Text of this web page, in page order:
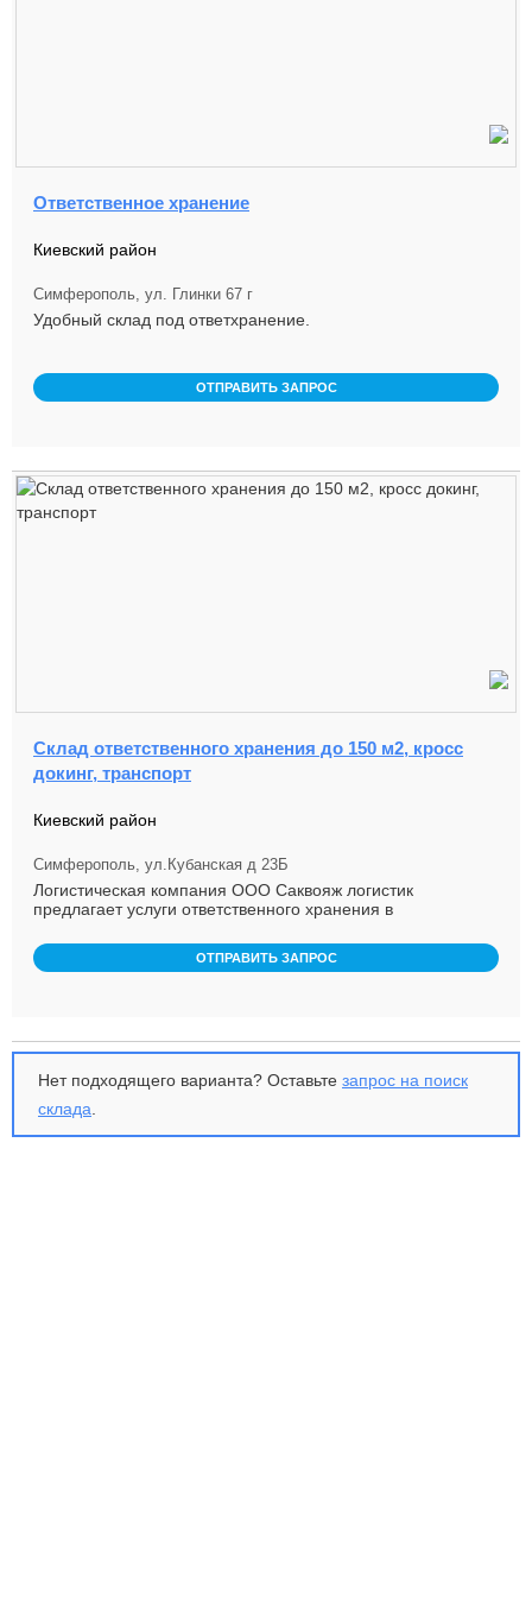
Ответственное хранение
Киевский район
Симферополь, ул. Глинки 67 г
Удобный склад под ответхранение.
ОТПРАВИТЬ ЗАПРОС
Склад ответственного хранения до 150 м2, кросс
докинг, транспорт
Киевский район
Симферополь, ул.Кубанская д 23Б
Логистическая компания ООО Саквояж логистик
предлагает услуги ответственного хранения в
ОТПРАВИТЬ ЗАПРОС
Нет подходящего варианта? Оставьте запрос на поиск
склада